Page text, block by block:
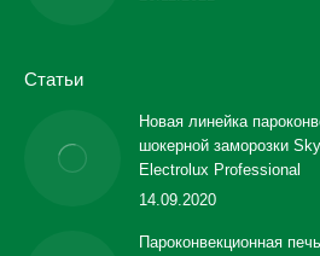
Статьи
Новая линейка
шокерной заморозки
Electrolux Professional
14.09.2020
Пароконвекционная